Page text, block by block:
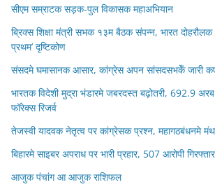
सीएम सम्राटक सड़क-पुल विकासक महाअभियान
ब्रिक्स शिक्षा मंत्री सभक १३म बैठक संपन्न, भारत
प्रथम’ दृष्टिकोण
संसदमे घमासानक आसार, कांग्रेस अपन सांसदसभकेँ जारी
भारतक विदेशी मुद्रा भंडारमे जबरदस्त बढ़ोतरी, 692.9
फॉरेक्स रिजर्व
तेजस्वी यादवक नेतृत्व पर कांग्रेसक प्रश्न, महागठबंधनमे
बिहारमे साइबर अपराध पर भारी प्रहार, 507 आरोपी गिरफ्तार
आजुक पंचांग आ आजुक राशिफल